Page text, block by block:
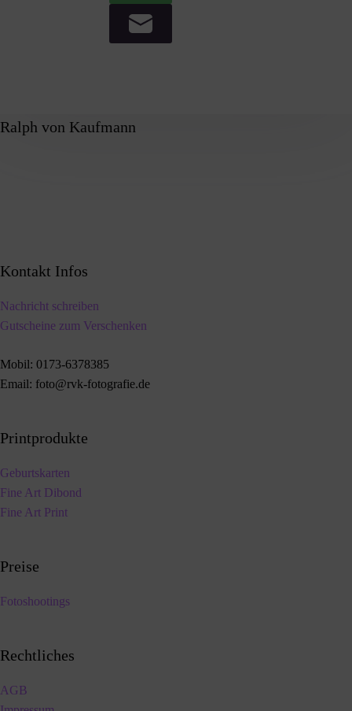
Ralph von Kaufmann
Kontakt Infos
Nachricht schreiben
Gutscheine zum Verschenken
Mobil: 0173-6378385
Email: foto@rvk-fotografie.de
Printprodukte
Geburtskarten
Fine Art Dibond
Fine Art Print
Preise
Fotoshootings
Rechtliches
AGB